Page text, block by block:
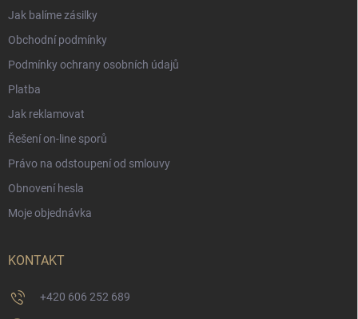
Jak balíme zásilky
Obchodní podmínky
Podmínky ochrany osobních údajů
Platba
Jak reklamovat
Řešení on-line sporů
Právo na odstoupení od smlouvy
Obnovení hesla
Moje objednávka
KONTAKT
+420 606 252 689